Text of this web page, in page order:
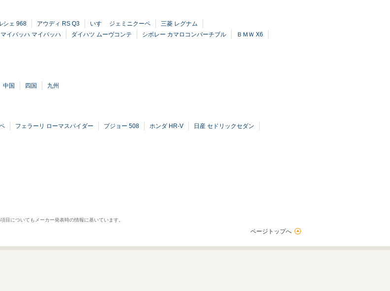
シェ 968 アウディ RS Q3 いすゞ ジェミニクーペ
三菱 レグナム
マイバッハ マイバッハ ダイハツ ムーヴコンテ シボレー カマロコンバーチブル
ＢＭＷ X6
中国 四国 九州
フェラーリ ローマスパイダー プジョー 508 ホンダ HR-V
日産 セドリックセダン
目についてもメーカー発表時の情報に基いています。
ページトップへ